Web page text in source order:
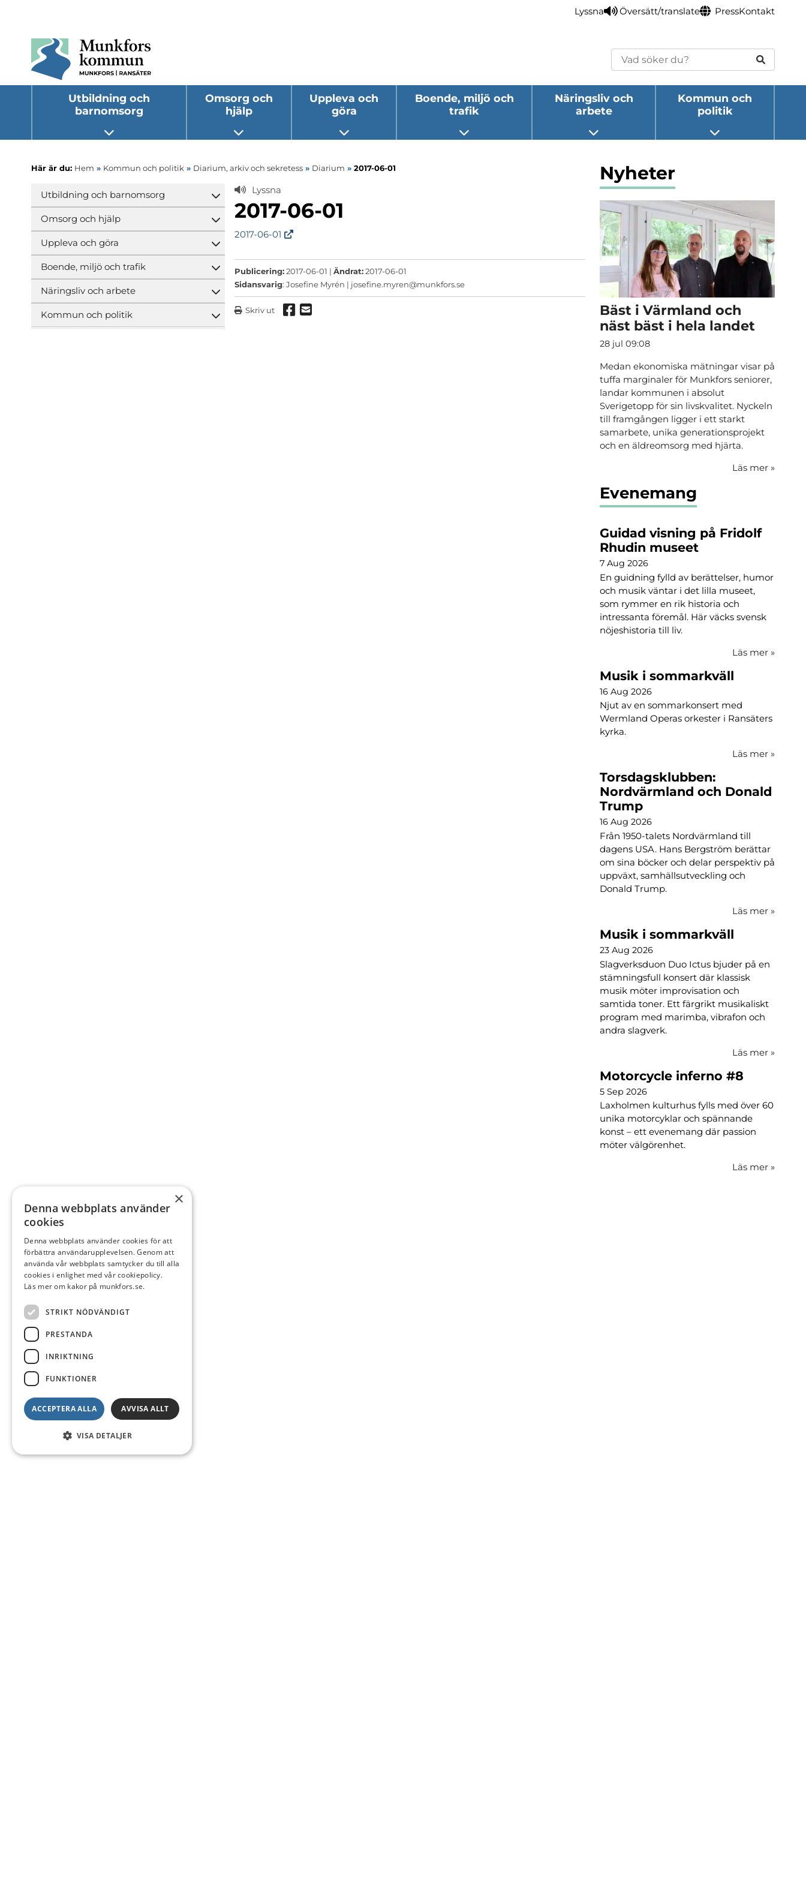
Lyssna Översätt/translate PressKontakt
Sök
Utbildning och
barnomsorg
Öppna undermeny
Omsorg och
hjälp
Öppna undermeny
Uppleva och
göra
Öppna undermeny
Boende, miljö och
trafik
Öppna undermeny
Näringsliv och
arbete
Öppna undermeny
Kommun och
politik
Öppna undermeny
Här är du: Hem » Kommun och politik » Diarium, arkiv och sekretess » Diarium » 2017-06-01
Utbildning och barnomsorg
Öppna undermeny
Omsorg och hjälp
Öppna undermeny
Uppleva och göra
Öppna undermeny
Boende, miljö och trafik
Öppna undermeny
Näringsliv och arbete
Öppna undermeny
Kommun och politik
Öppna undermeny
Lyssna
2017-06-01
2017-06-01
Publicering:2017-06-01 |Ändrat:2017-06-01
Sidansvarig: Josefine Myrén | josefine.myren@munkfors.se
Skriv ut Dela via Facebook
Dela via mail
Nyheter
Bäst i Värmland och
näst bäst i hela landet
28 jul 09:08
Medan ekonomiska mätningar visar på
tuffa marginaler för Munkfors seniorer,
landar kommunen i absolut
Sverigetopp för sin livskvalitet. Nyckeln
till framgången ligger i ett starkt
samarbete, unika generationsprojekt
och en äldreomsorg med hjärta.
Läs mer »
Evenemang
Guidad visning på Fridolf
Rhudin museet
7 Aug 2026
En guidning fylld av berättelser, humor
och musik väntar i det lilla museet,
som rymmer en rik historia och
intressanta föremål. Här väcks svensk
nöjeshistoria till liv.
Läs mer »
Musik i sommarkväll
16 Aug 2026
Njut av en sommarkonsert med
Wermland Operas orkester i Ransäters
kyrka.
Läs mer »
Torsdagsklubben:
Nordvärmland och Donald
Trump
16 Aug 2026
Från 1950-talets Nordvärmland till
dagens USA. Hans Bergström berättar
om sina böcker och delar perspektiv på
uppväxt, samhällsutveckling och
Donald Trump.
Läs mer »
Musik i sommarkväll
23 Aug 2026
Slagverksduon Duo Ictus bjuder på en
stämningsfull konsert där klassisk
musik möter improvisation och
samtida toner. Ett färgrikt musikaliskt
program med marimba, vibrafon och
andra slagverk.
Läs mer »
Motorcycle inferno #8
5 Sep 2026
Laxholmen kulturhus fylls med över 60
unika motorcyklar och spännande
konst – ett evenemang där passion
möter välgörenhet.
Läs mer »
×
Denna webbplats använder
cookies
Denna webbplats använder cookies för att
förbättra användarupplevelsen. Genom att
använda vår webbplats samtycker du till alla
cookies i enlighet med vår cookiepolicy.
Läs mer om kakor på munkfors.se.
STRIKT NÖDVÄNDIGT
PRESTANDA
INRIKTNING
FUNKTIONER
ACCEPTERA ALLA AVVISA ALLT
VISA DETALJER